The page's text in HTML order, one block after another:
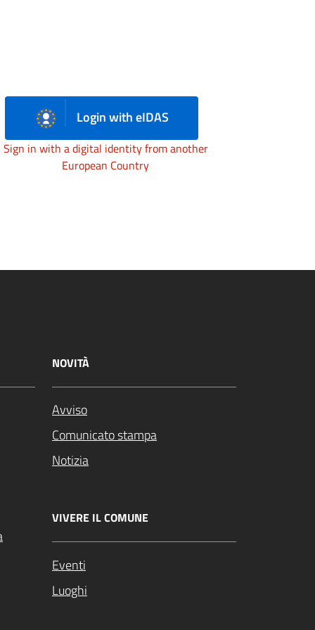
Login with eIDAS
Sign in with a digital identity from another
European Country
NOVITÀ
Avviso
Comunicato stampa
Notizia
VIVERE IL COMUNE
Eventi
Luoghi